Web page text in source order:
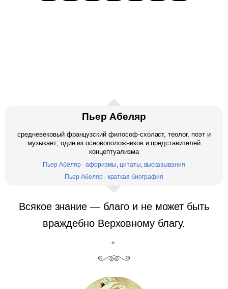
Пьер Абеляр
средневековый французский философ-схоласт, теолог, поэт и
музыкант; один из основоположников и представителей
концептуализма
Пьер Абеляр - афоризмы, цитаты, высказывания
Пьер Абеляр - краткая биография
Всякое знание — благо и не может быть
враждебно Верховному благу.